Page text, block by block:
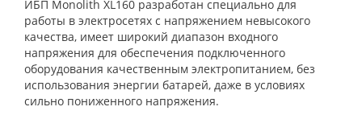
ИБП Monolith XL160 разработан специально для
работы в электросетях с напряжением невысокого
качества, имеет широкий диапазон входного
напряжения для обеспечения подключенного
оборудования качественным электропитанием, без
использования энергии батарей, даже в условиях
сильно пониженного напряжения.